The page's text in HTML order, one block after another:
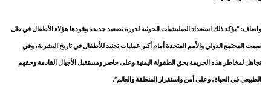
واضاف: “يؤكد ذلك استعداد الميليشيات الحوثية لدورة تصعيد جديدة وقودها هؤلاء الأطفال في ظل
صمت المجتمع الدولي والأمم المتحدة أمام أكبر عمليات تجنيد للأطفال في تاريخ البشرية، وفي
تجاهل لمخاطر هذه الجريمة بحق الطفولة اليمنية وعلى حاضر ومستقبل الأجيال القادمة وحقهم
الطبيعي في الحياة، وعلى أمن واستقرار المنطقة والعالم”.